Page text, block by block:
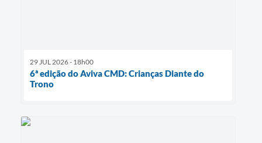
29 JUL 2026 - 18h00
6ª edição do Aviva CMD: Crianças Diante do
Trono